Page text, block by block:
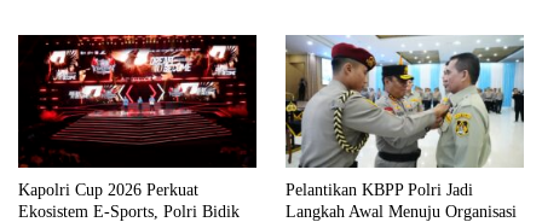
Kapolri Cup 2026 Perkuat
Ekosistem E-Sports, Polri Bidik
Pelantikan KBPP Polri Jadi
Langkah Awal Menuju Organisasi